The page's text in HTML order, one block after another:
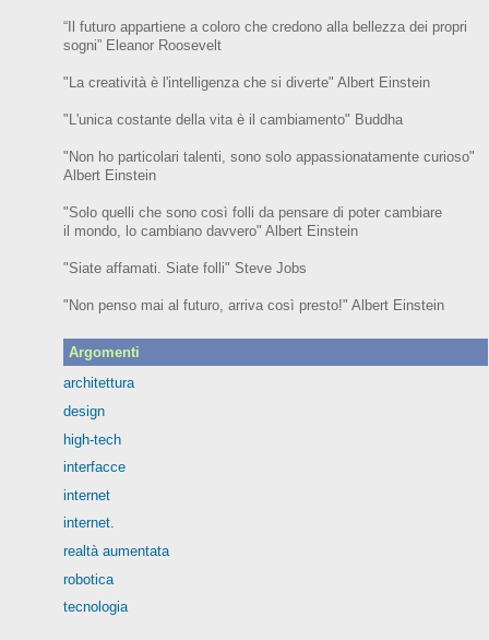
“Il futuro appartiene a coloro che credono alla bellezza dei propri
sogni” EleanorRoosevelt
"La creatività è l'intelligenza che si diverte" Albert Einstein
"L'unica costante della vita è il cambiamento" Buddha
"Non ho particolari talenti, sono solo appassionatamente curioso"
Albert Einstein
"Solo quelli che sono così folli da pensare di poter cambiare
il mondo, lo cambiano davvero" Albert Einstein
"Siate affamati. Siate folli" Steve Jobs
"Non penso mai al futuro, arriva così presto!" Albert Einstein
Argomenti
architettura
design
high-tech
interfacce
internet
internet.
realtà aumentata
robotica
tecnologia